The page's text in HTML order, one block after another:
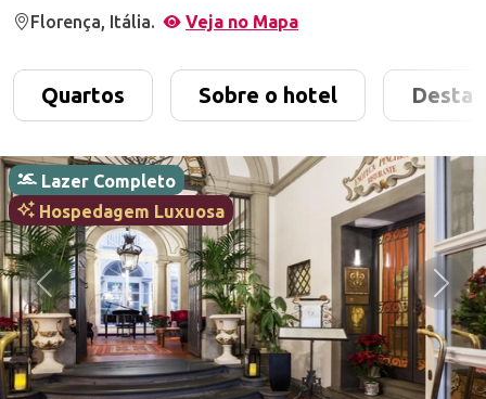
Florença, Itália. Veja no Mapa
Quartos Sobre o hotel
Anterior
Lazer Completo
Hospedagem Luxuosa